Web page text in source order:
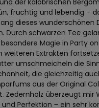
der kalabrischen
fruchtig und lebendig –
dieses wunderschönen
Durch schwarzen Tee
Magie in Party
weiteren Extrakten
umschmeicheln die
die gleichzeitig
aus der Original
Zedernholz überzeugt mir
Perfektion – ein sehr